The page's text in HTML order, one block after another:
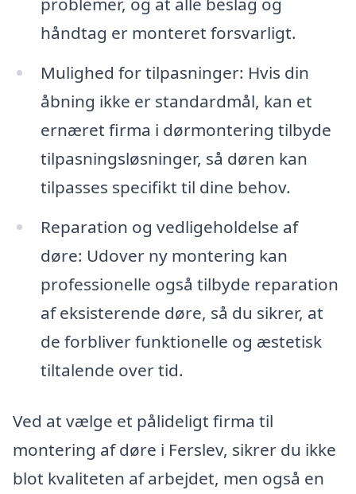
håndtag er monteret forsvarligt.
Mulighed for tilpasninger: Hvis din
åbning ikke er standardmål, kan et
ernæret firma i dørmontering tilbyde
tilpasningsløsninger, så døren kan
tilpasses specifikt til dine behov.
Reparation og vedligeholdelse af
døre: Udover ny montering kan
professionelle også tilbyde reparation
af eksisterende døre, så du sikrer, at
de forbliver funktionelle og æstetisk
tiltalende over tid.
Ved at vælge et pålideligt firma til
montering af døre i Ferslev, sikrer du ikke
blot kvaliteten af arbejdet, men også en